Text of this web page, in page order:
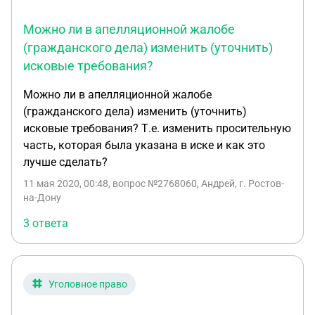
жалобы пропущен и вынес определение -
ОТКАЗАТЬ! Мотивируя тем, что с 10.03.2020 я
нахожусь на больничном с диагнозом:
"Остеохондроз поясничного отдела. Стадия
обострения", но документально подтвердить в
данный момент больничный не могу, т.к.
больничный еще не закрыт. Электронно пыталась
подать апелляцию через официальный сайт
городского суда, но у них сбои в системе и
электронные документы не прикреплялись. После
чего я сделала заявку в техподдержку суда, но по
поступить в данной ситуации, чтобы суд принял к
рассмотрению апелляционной жалобы? Заранее
Можно ли в апелляционной жалобе
(гражданского дела) изменить (уточнить)
исковые требования?
Можно ли в апелляционной жалобе
(гражданского дела) изменить (уточнить)
исковые требования? Т.е. изменить просительную
часть, которая была указана в иске и как это
лучше сделать?
11 мая 2020, 00:48, вопрос №2768060, Андрей, г. Ростов-
на-Дону
3 ответа
Уголовное право